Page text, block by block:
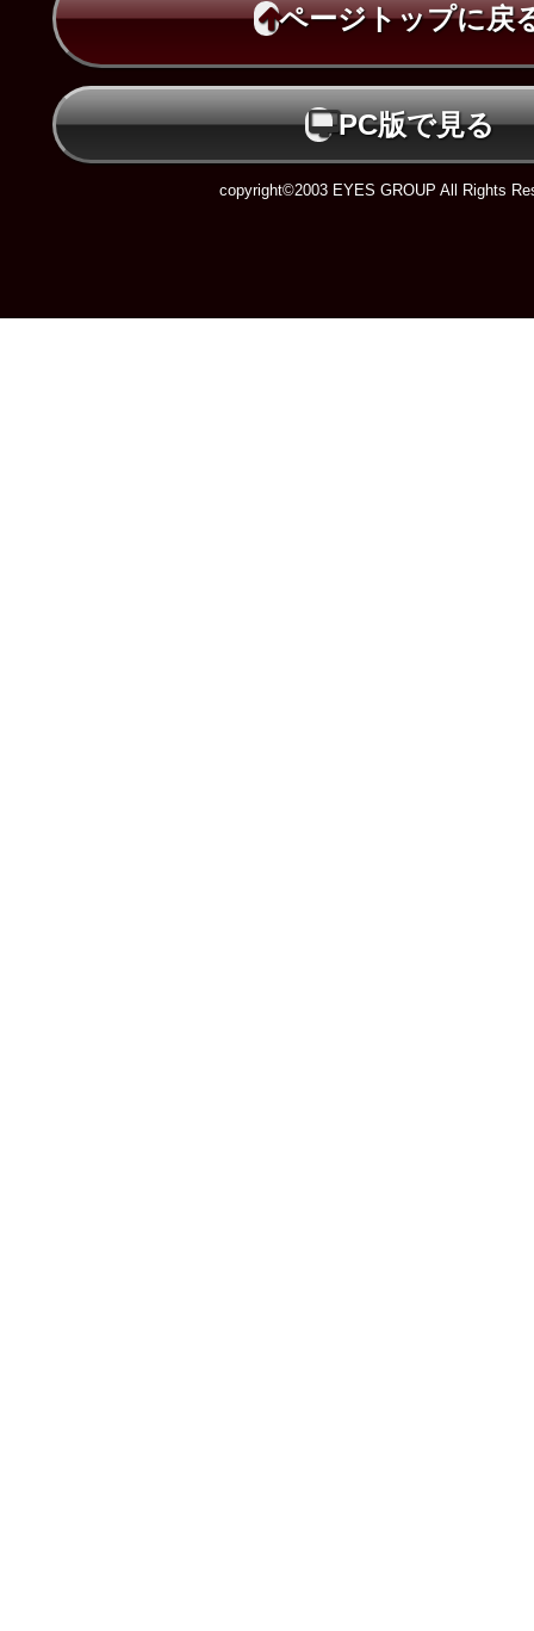
ページトップに戻
PC版で見る
copyright©2003 EYES GROUP All Rights